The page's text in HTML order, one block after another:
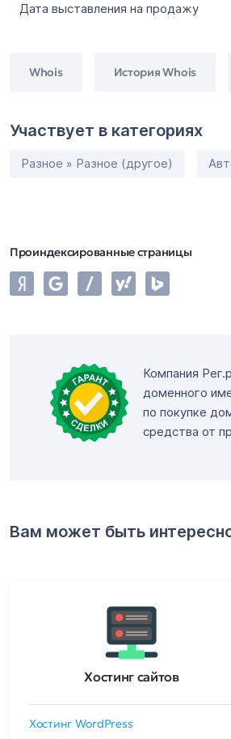
Дата выставления на продажу
Whois История Whois
Участвует в категориях
Разное » Разное (другое)
Проиндексированные страницы
Компания
доменного
по покупке
средства от
Вам может быть
Хостинг сайтов
Хостинг WordPress